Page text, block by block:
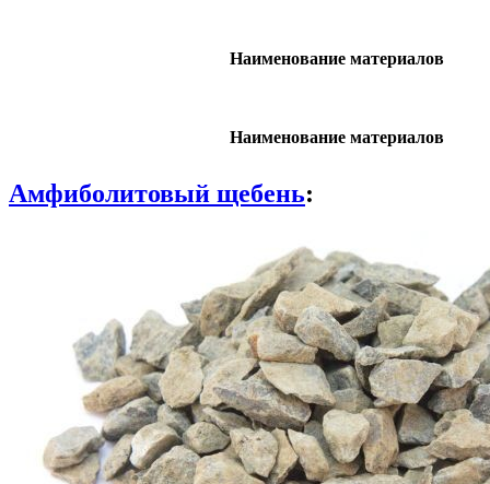
Наименование материалов
Наименование материалов
Амфиболитовый щебень: